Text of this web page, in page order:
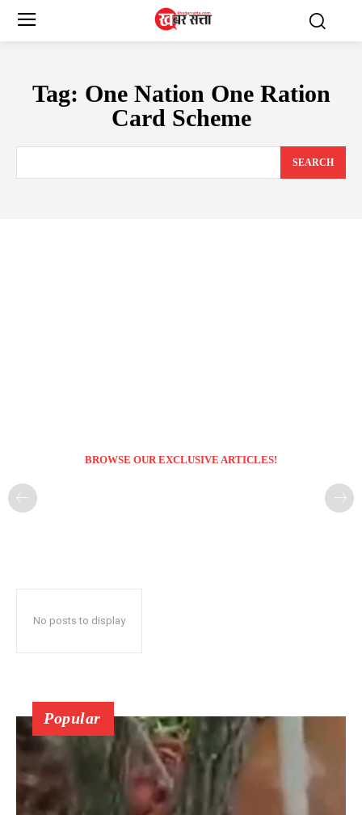
Tag: One Nation One Ration
Card Scheme
SEARCH
BROWSE OUR EXCLUSIVE ARTICLES!
No posts to display
Popular